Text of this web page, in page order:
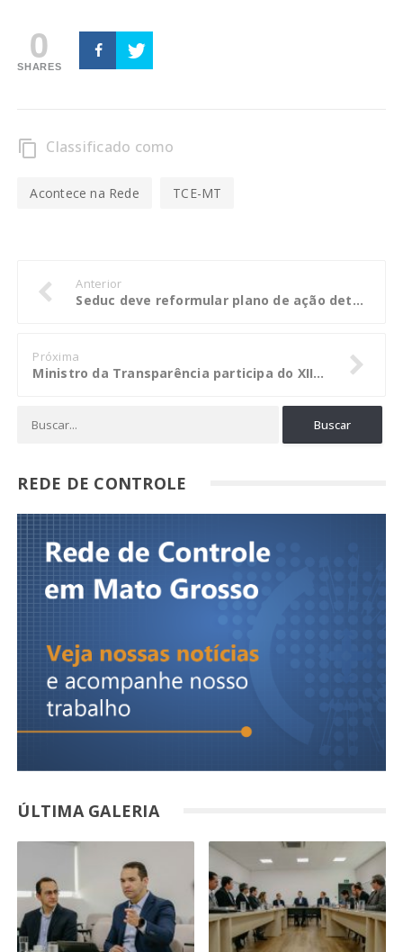
0
SHARES
content_copy Classificado como
Acontece na Rede TCE-MT
Anterior
Seduc deve reformular plano de ação determinado em auditoria do ensino médio
Próxima
Ministro da Transparência participa do XIII Encontro Nacional de Controle Interno
REDE DE CONTROLE
ÚLTIMA GALERIA